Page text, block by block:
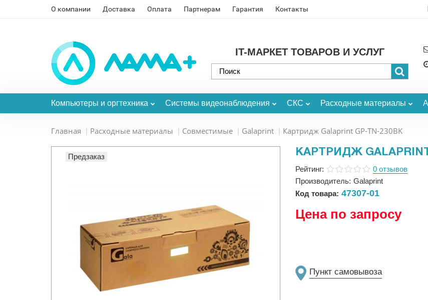
О компании Доставка Оплата Партнерам Гарантия Контакты
IT-МАРКЕТ ТОВАРОВ И УСЛУГ
Компьютеры и оргтехника Системы видеонаблюдения СКС Расходные материалы
Главная Расходные материалы Совместимые Galaprint Картридж Galaprint GP-TN-230BK
Предзаказ КАРТРИДЖ
Рейтинг:
0 отзывов
Производитель: Galaprint
Код товара: 47307-01
Цена по запросу
Пункт самовывоза